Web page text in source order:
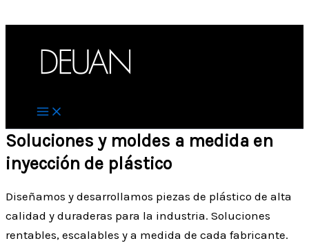
Soluciones y moldes a medida en
inyección de plástico
Diseñamos y desarrollamos piezas de plástico de alta
calidad y duraderas para la industria. Soluciones
rentables, escalables y a medida de cada fabricante.